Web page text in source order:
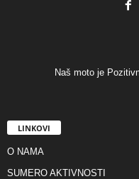
Naš moto je
LINKOVI
O NAMA
SUMERO AKTIVNOSTI